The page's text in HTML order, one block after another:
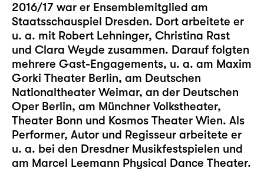
2016/17 war er Ensemblemitglied am
Staatsschauspiel Dresden. Dort arbeitete er
u. a. mit Robert Lehninger, Christina Rast
und Clara Weyde zusammen. Darauf folgten
mehrere Gast-Engagements, u. a. am Maxim
Gorki Theater Berlin, am Deutschen
Nationaltheater Weimar, an der Deutschen
Oper Berlin, am Münchner Volkstheater,
Theater Bonn und Kosmos Theater Wien. Als
Performer, Autor und Regisseur arbeitete er
u. a. bei den Dresdner Musikfestspielen und
am Marcel Leemann Physical Dance Theater.